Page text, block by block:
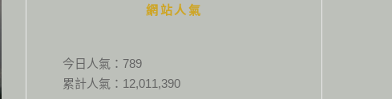
網站人氣
今日人氣： 789
累計人氣： 12,011,390